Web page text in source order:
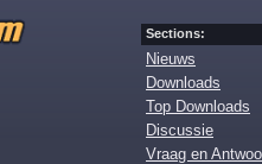
Sections:
Nieuws
Downloads
Top Downloads
Discussie
Vraag en